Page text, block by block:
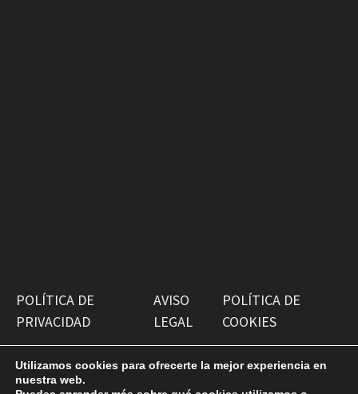
POLÍTICA DE
PRIVACIDAD
AVISO
LEGAL
POLÍTICA DE
COOKIES
Utilizamos cookies para ofrecerte la mejor experiencia en
nuestra web.